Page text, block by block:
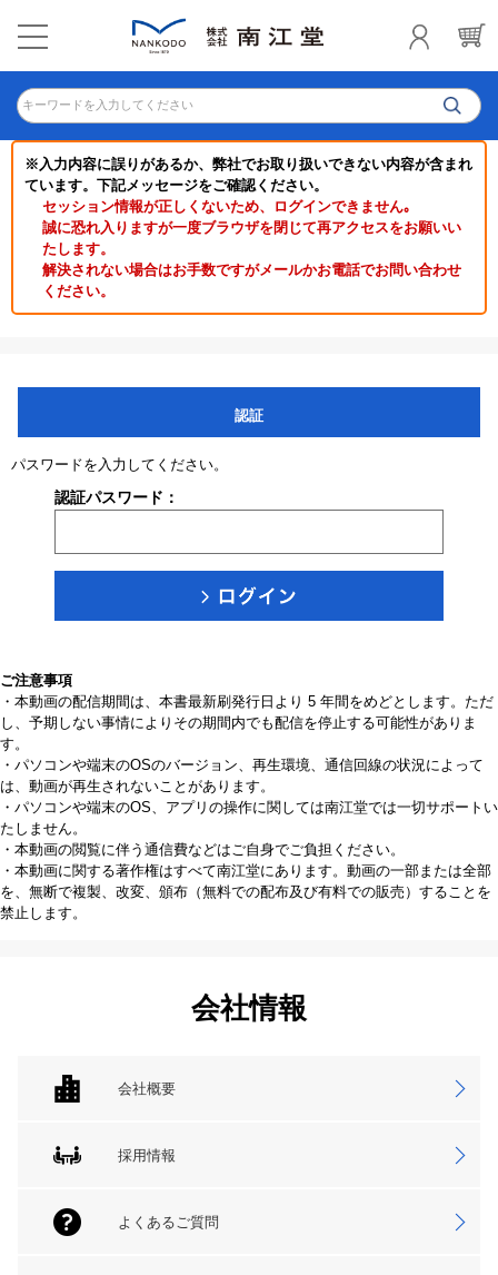
キーワードを入力してください
※入力内容に誤りがあるか、弊社でお取り扱いできない内容が含まれ
ています。下記メッセージをご確認ください。
セッション情報が正しくないため、ログインできません｡
誠に恐れ入りますが一度ブラウザを閉じて再アクセスをお願いい
たします。
解決されない場合はお手数ですがメールかお電話でお問い合わせ
ください。
認証
パスワードを入力してください。
認証パスワード：
ご注意事項
・本動画の配信期間は、本書最新刷発行日より 5 年間をめどとします。ただ
し、予期しない事情によりその期間内でも配信を停止する可能性がありま
す。
・パソコンや端末のOSのバージョン、再生環境、通信回線の状況によって
は、動画が再生されないことがあります。
・パソコンや端末のOS、アプリの操作に関しては南江堂では一切サポートい
たしません。
・本動画の閲覧に伴う通信費などはご自身でご負担ください。
・本動画に関する著作権はすべて南江堂にあります。動画の一部または全部
を、無断で複製、改変、頒布（無料での配布及び有料での販売）することを
禁止します。
会社情報
会社概要
採用情報
よくあるご質問